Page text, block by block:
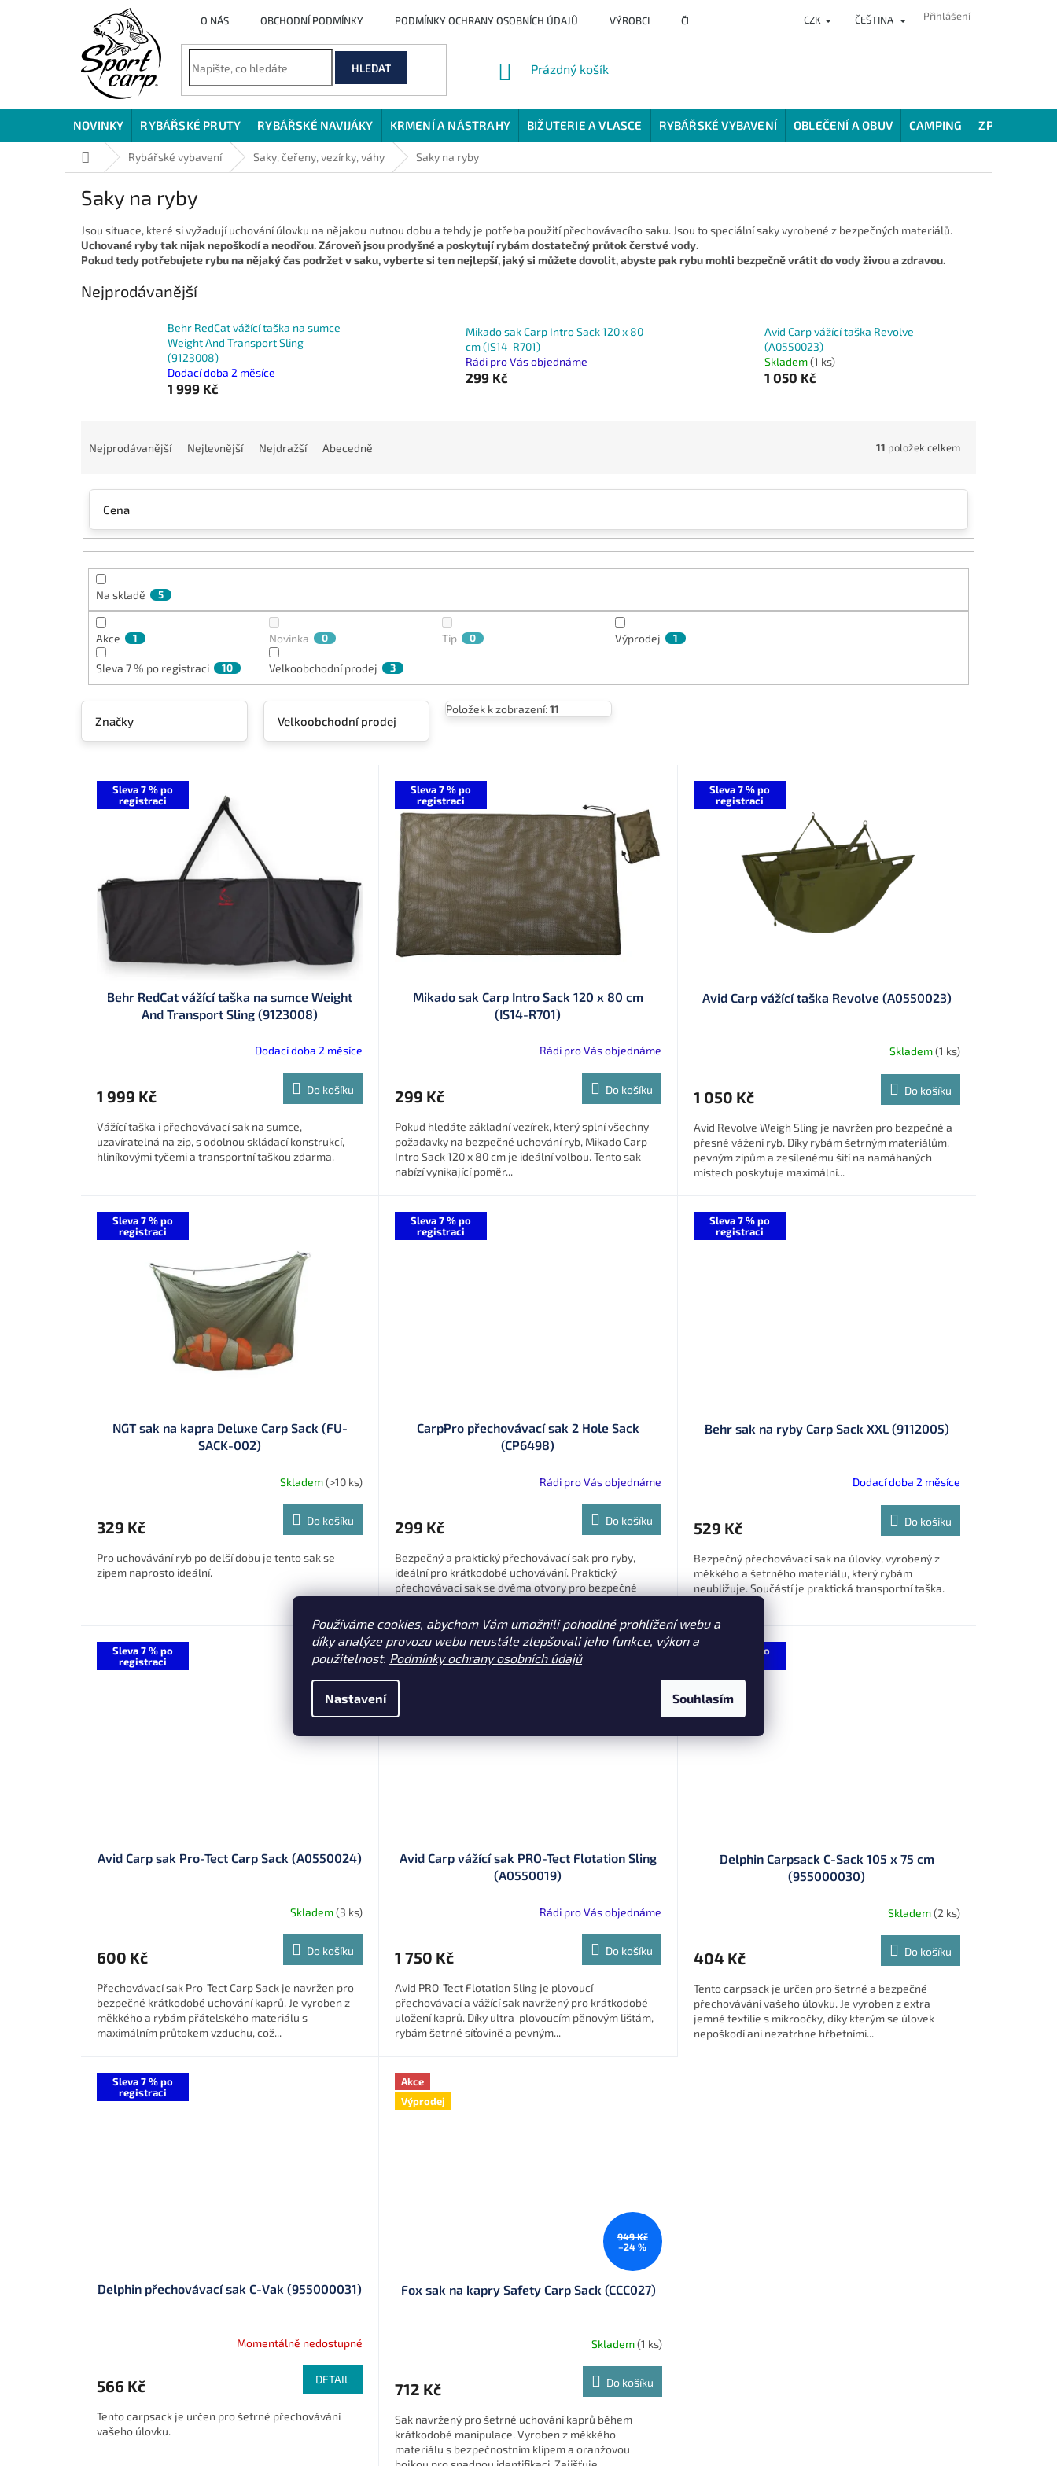
Používáme cookies, abychom Vám umožnili pohodlné prohlížení webu a
díky analýze provozu webu neustále zlepšovali jeho funkce, výkon a
použitelnost. Podmínky ochrany osobních údajů
Nastavení Souhlasím
O NÁS OBCHODNÍ PODMÍNKY PODMÍNKY OCHRANY OSOBNÍCH ÚDAJŮ VÝROBCI ČLÁNKY HODNOCENÍ OBCHODU VĚRNOSTNÍ
CZK ČEŠTINA Přihlášení
HLEDAT
NÁKUPNÍ
Prázdný košík
NOVINKY RYBÁŘSKÉ PRUTY RYBÁŘSKÉ NAVIJÁKY KRMENÍ A NÁSTRAHY BIŽUTERIE A VLASCE RYBÁŘSKÉ VYBAVENÍ OBLEČENÍ A OBUV CAMPING ZPŮSOBY
Domů Rybářské vybavení Saky, čeřeny, vezírky, váhy Saky na ryby
Saky na ryby
Jsou situace, které si vyžadují uchování úlovku na nějakou nutnou dobu a tehdy je potřeba použití přechovávacího saku. Jsou to speciální saky vyrobené z bezpečných materiálů.
Uchované ryby tak nijak nepoškodí a neodřou. Zároveň jsou prodyšné a poskytují rybám dostatečný průtok čerstvé vody.
Pokud tedy potřebujete rybu na nějaký čas podržet v saku, vyberte si ten nejlepší, jaký si můžete dovolit, abyste pak rybu mohli bezpečně vrátit do vody živou a zdravou.
Nejprodávanější
Behr RedCat vážící taška na sumce
Weight And Transport Sling
(9123008)
Dodací doba 2 měsíce
1 999 Kč
Mikado sak Carp Intro Sack 120 x 80
cm (IS14-R701)
Rádi pro Vás objednáme
299 Kč
Avid Carp vážící taška Revolve
(A0550023)
Skladem(1 ks)
1 050 Kč
p
r
o
Nejprodávanější Nejlevnější Nejdražší Abecedně 11 položek celkem
Cena
Na skladě 5
Akce 1 Novinka 0 Tip 0 Výprodej 1
Sleva 7 % po registraci 10 Velkoobchodní prodej 3
Značky Velkoobchodní prodej
Položek k zobrazení:11
Sleva 7 % po
registraci
Behr RedCat vážící taška na sumce Weight
And Transport Sling (9123008)
Dodací doba 2 měsíce
1 999 Kč Do košíku
Vážící taška i přechovávací sak na sumce,
uzavíratelná na zip, s odolnou skládací konstrukcí,
hliníkovými tyčemi a transportní taškou zdarma.
Sleva 7 % po
registraci
Mikado sak Carp Intro Sack 120 x 80 cm
(IS14-R701)
Rádi pro Vás objednáme
299 Kč Do košíku
Pokud hledáte základní vezírek, který splní všechny
požadavky na bezpečné uchování ryb, Mikado Carp
Intro Sack 120 x 80 cm je ideální volbou. Tento sak
nabízí vynikající poměr...
Sleva 7 % po
registraci
Avid Carp vážící taška Revolve (A0550023)
Skladem(1 ks)
1 050 Kč Do košíku
Avid Revolve Weigh Sling je navržen pro bezpečné a
přesné vážení ryb. Díky rybám šetrným materiálům,
pevným zipům a zesílenému šití na namáhaných
místech poskytuje maximální...
Sleva 7 % po
registraci
NGT sak na kapra Deluxe Carp Sack (FU-
SACK-002)
Skladem(>10 ks)
329 Kč Do košíku
Pro uchovávání ryb po delší dobu je tento sak se
zipem naprosto ideální.
Sleva 7 % po
registraci
CarpPro přechovávací sak 2 Hole Sack
(CP6498)
Rádi pro Vás objednáme
299 Kč Do košíku
Bezpečný a praktický přechovávací sak pro ryby,
ideální pro krátkodobé uchovávání. Praktický
přechovávací sak se dvěma otvory pro bezpečné
Sleva 7 % po
registraci
Behr sak na ryby Carp Sack XXL (9112005)
Dodací doba 2 měsíce
529 Kč Do košíku
Bezpečný přechovávací sak na úlovky, vyrobený z
měkkého a šetrného materiálu, který rybám
neubližuje. Součástí je praktická transportní taška.
Sleva 7 % po
registraci
Avid Carp sak Pro-Tect Carp Sack (A0550024)
Skladem(3 ks)
600 Kč Do košíku
Přechovávací sak Pro-Tect Carp Sack je navržen pro
bezpečné krátkodobé uchování kaprů. Je vyroben z
měkkého a rybám přátelského materiálu s
maximálním průtokem vzduchu, což...
Sleva 7 % po
registraci
Avid Carp vážící sak PRO-Tect Flotation Sling
(A0550019)
Rádi pro Vás objednáme
1 750 Kč Do košíku
Avid PRO-Tect Flotation Sling je plovoucí
přechovávací a vážící sak navržený pro krátkodobé
uložení kaprů. Díky ultra-plovoucím pěnovým lištám,
rybám šetrné síťovině a pevným...
Sleva 7 % po
Delphin Carpsack C-Sack 105 x 75 cm
(955000030)
Skladem(2 ks)
404 Kč Do košíku
Tento carpsack je určen pro šetrné a bezpečné
přechovávání vašeho úlovku. Je vyroben z extra
jemné textilie s mikroočky, díky kterým se úlovek
nepoškodí ani nezatrhne hřbetními...
Sleva 7 % po
registraci
Delphin přechovávací sak C-Vak (955000031)
Momentálně nedostupné
566 Kč DETAIL
Tento carpsack je určen pro šetrné přechovávání
vašeho úlovku.
Akce
Výprodej
949 Kč
–24 %
Fox sak na kapry Safety Carp Sack (CCC027)
Skladem(1 ks)
712 Kč Do košíku
Sak navržený pro šetrné uchování kaprů během
krátkodobé manipulace. Vyroben z měkkého
materiálu s bezpečnostním klipem a oranžovou